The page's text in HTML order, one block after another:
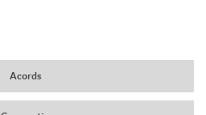
Acords